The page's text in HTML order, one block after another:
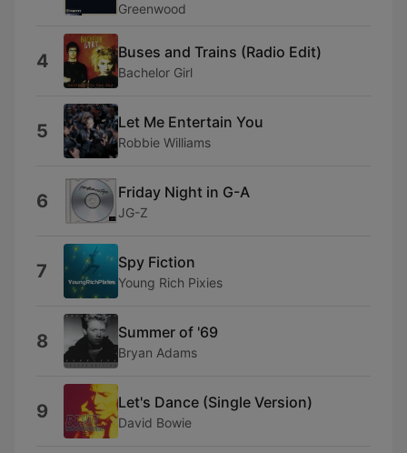
Greenwood
4 Buses and Trains (Radio Edit)
Bachelor Girl
5 Let Me Entertain You
Robbie Williams
6 Friday Night in G-A
JG-Z
7 Spy Fiction
Young Rich Pixies
8 Summer of '69
Bryan Adams
9 Let's Dance (Single Version)
David Bowie